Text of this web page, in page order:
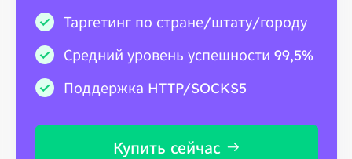
Таргетинг по стране/штату/городу
Средний уровень успешности 99,5%
Поддержка HTTP/SOCKS5
Купить сейчас